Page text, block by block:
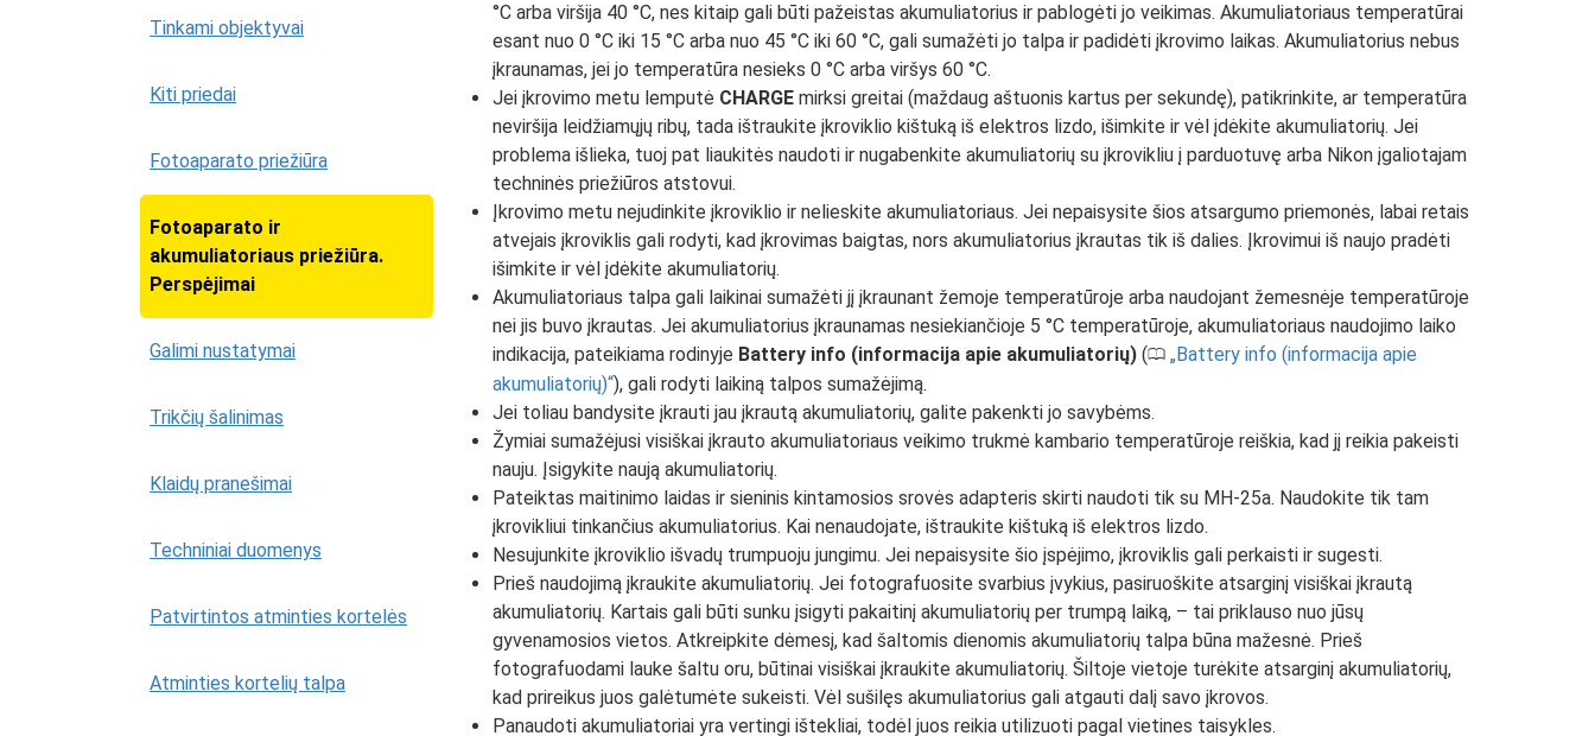
Tinkami objektyvai
Kiti priedai
Fotoaparato priežiūra
Fotoaparato ir
akumuliatoriaus priežiūra.
Perspėjimai
Galimi nustatymai
Trikčių šalinimas
Klaidų pranešimai
Techniniai duomenys
Patvirtintos atminties kortelės
Atminties kortelių talpa
°C arba viršija 40 °C, nes kitaip gali būti pažeistas akumuliatorius ir pablogėti jo veikimas. Akumuliatoriaus temperatūrai
esant nuo 0 °C iki 15 °C arba nuo 45 °C iki 60 °C, gali sumažėti jo talpa ir padidėti įkrovimo laikas. Akumuliatorius nebus
įkraunamas, jei jo temperatūra nesieks 0 °C arba viršys 60 °C.
Jei įkrovimo metu lemputė CHARGEmirksi greitai (maždaug aštuonis kartus per sekundę), patikrinkite, ar temperatūra
neviršija leidžiamųjų ribų, tada ištraukite įkroviklio kištuką iš elektros lizdo, išimkite ir vėl įdėkite akumuliatorių. Jei
problema išlieka, tuoj pat liaukitės naudoti ir nugabenkite akumuliatorių su įkrovikliu į parduotuvę arba Nikon įgaliotajam
techninės priežiūros atstovui.
Įkrovimo metu nejudinkite įkroviklio ir nelieskite akumuliatoriaus. Jei nepaisysite šios atsargumo priemonės, labai retais
atvejais įkroviklis gali rodyti, kad įkrovimas baigtas, nors akumuliatorius įkrautas tik iš dalies. Įkrovimui iš naujo pradėti
išimkite ir vėl įdėkite akumuliatorių.
Akumuliatoriaus talpa gali laikinai sumažėti jį įkraunant žemoje temperatūroje arba naudojant žemesnėje temperatūroje
nei jis buvo įkrautas. Jei akumuliatorius įkraunamas nesiekiančioje 5 °C temperatūroje, akumuliatoriaus naudojimo laiko
indikacija, pateikiama rodinyje Battery info (informacija apie akumuliatorių)(0 Battery info (informacija apie
akumuliatorių) ), gali rodyti laikiną talpos sumažėjimą.
Jei toliau bandysite įkrauti jau įkrautą akumuliatorių, galite pakenkti jo savybėms.
Žymiai sumažėjusi visiškai įkrauto akumuliatoriaus veikimo trukmė kambario temperatūroje reiškia, kad jį reikia pakeisti
nauju. Įsigykite naują akumuliatorių.
Pateiktas maitinimo laidas ir sieninis kintamosios srovės adapteris skirti naudoti tik su MH-25a. Naudokite tik tam
įkrovikliui tinkančius akumuliatorius. Kai nenaudojate, ištraukite kištuką iš elektros lizdo.
Nesujunkite įkroviklio išvadų trumpuoju jungimu. Jei nepaisysite šio įspėjimo, įkroviklis gali perkaisti ir sugesti.
Prieš naudojimą įkraukite akumuliatorių. Jei fotografuosite svarbius įvykius, pasiruoškite atsarginį visiškai įkrautą
akumuliatorių. Kartais gali būti sunku įsigyti pakaitinį akumuliatorių per trumpą laiką, – tai priklauso nuo jūsų
gyvenamosios vietos. Atkreipkite dėmesį, kad šaltomis dienomis akumuliatorių talpa būna mažesnė. Prieš
fotografuodami lauke šaltu oru, būtinai visiškai įkraukite akumuliatorių. Šiltoje vietoje turėkite atsarginį akumuliatorių,
kad prireikus juos galėtumėte sukeisti. Vėl sušilęs akumuliatorius gali atgauti dalį savo įkrovos.
Panaudoti akumuliatoriai yra vertingi ištekliai, todėl juos reikia utilizuoti pagal vietines taisykles.